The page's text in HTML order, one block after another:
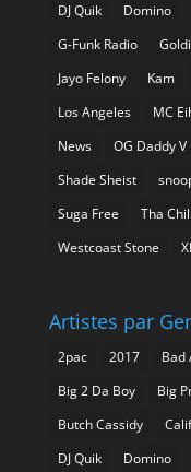
DJ Quik
Domino
G-Funk Radio
Jayo Felony
Kam
Los Angeles
MC
News
OG Daddy V
Shade Sheist
Suga Free
Tha Chill
Westcoast Stone
Artistes par
2pac 2017 Bad
Big 2 Da Boy
Big
Butch Cassidy
DJ Quik
Domino